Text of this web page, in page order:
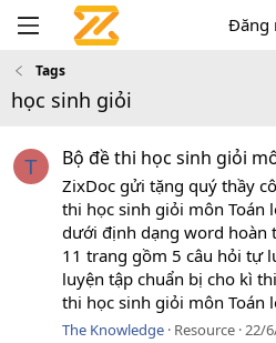
Đăng
Tags
học sinh giỏi
T Bộ đề thi học sinh giỏi
ZixDoc gửi tặng quý thầy
thi học sinh giỏi môn Toán
dưới định dạng word hoàn
11 trang gồm 5 câu hỏi tự
luyện tập chuẩn bị cho kì
thi học sinh giỏi môn Toán
The Knowledge Resource 22/